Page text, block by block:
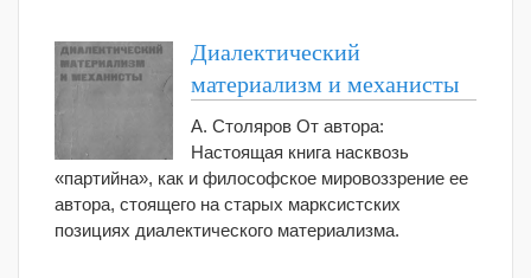
Диалектический
материализм и механисты
А. Столяров От автора:
Настоящая книга насквозь
«партийна», как и философское мировоззрение ее
автора, стоящего на старых марксистских
позициях диалектического материализма.